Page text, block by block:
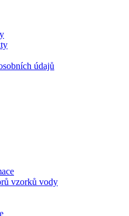
údajů
vzorků vody